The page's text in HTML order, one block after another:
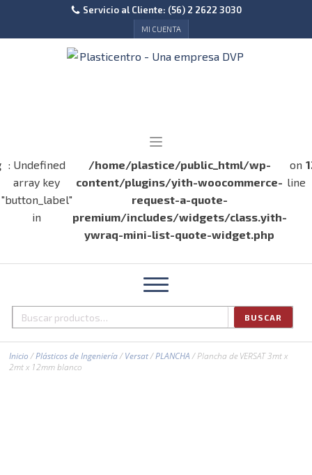
Servicio al Cliente: (56) 2 2622 3030
MI CUENTA
: Undefined
array key
"button_label"
in
/home/plastice/public_html/wp-
content/plugins/yith-woocommerce-
request-a-quote-
premium/includes/widgets/class.yith-
ywraq-mini-list-quote-widget.php
on
line
Buscar
BUSCAR
Inicio/Plásticos de Ingeniería/Versat/PLANCHA/ Plancha de VERSAT 3mt x
2mt x 12mm blanco